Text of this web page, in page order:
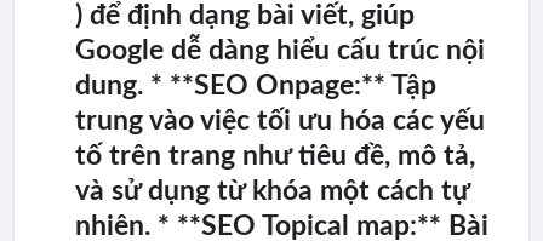
) để định dạng bài viết, giúp
Google dễ dàng hiểu cấu trúc nội
dung. * **SEO Onpage:** Tập
trung vào việc tối ưu hóa các yếu
tố trên trang như tiêu đề, mô tả,
và sử dụng từ khóa một cách tự
nhiên. * **SEO Topical map:** Bài